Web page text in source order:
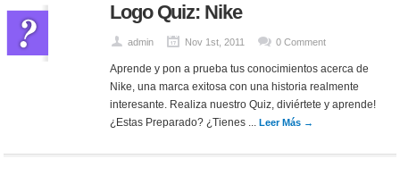
Logo Quiz: Nike
admin Nov 1st, 2011 0 Comment
Aprende y pon a prueba tus conocimientos acerca de
Nike, una marca exitosa con una historia realmente
interesante. Realiza nuestro Quiz, diviértete y aprende!
¿Estas Preparado? ¿Tienes ... Leer Más →